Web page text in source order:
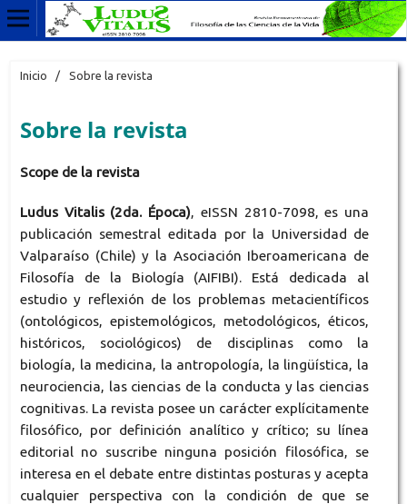
Inicio / Sobre la revista
Sobre la revista
Scope de la revista
Ludus Vitalis (2da. Época), eISSN 2810-7098, es una
publicación semestral editada por la Universidad de
Valparaíso (Chile) y la Asociación Iberoamericana de
Filosofía de la Biología (AIFIBI). Está dedicada al
estudio y reflexión de los problemas metacientíficos
(ontológicos, epistemológicos, metodológicos, éticos,
históricos, sociológicos) de disciplinas como la
biología, la medicina, la antropología, la lingüística, la
neurociencia, las ciencias de la conducta y las ciencias
cognitivas. La revista posee un carácter explícitamente
filosófico, por definición analítico y crítico; su línea
editorial no suscribe ninguna posición filosófica, se
interesa en el debate entre distintas posturas y acepta
cualquier perspectiva con la condición de que se